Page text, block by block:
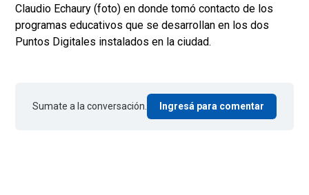
Claudio Echaury (foto) en donde tomó contacto de los
programas educativos que se desarrollan en los dos
Puntos Digitales instalados en la ciudad.
Sumate a la conversación. Ingresá para comentar